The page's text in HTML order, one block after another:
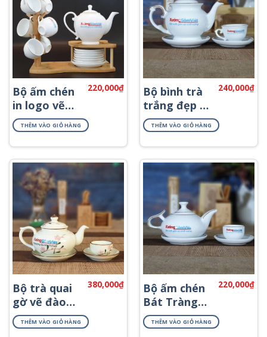
Bộ ấm chén
in logo vẽ
viền kim
ATK-60
220,000₫
THÊM VÀO GIỎ HÀNG
Bộ bình trà
trắng đẹp in
logo giá rẻ
ATK-21
240,000₫
THÊM VÀO GIỎ HÀNG
Bộ trà quai
gờ vẽ đào
hồng ATV-
06
380,000₫
THÊM VÀO GIỎ HÀNG
Bộ ấm chén
Bát Tràng
in logo ATK-
08
220,000₫
THÊM VÀO GIỎ HÀNG